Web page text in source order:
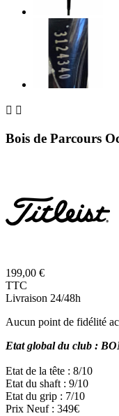
 
Bois de Parcours
199,00 €
TTC
Livraison 24/48h
Aucun point de fidélité
Etat global du club :
Etat de la tête : 8/10
Etat du shaft : 9/10
Etat du grip : 7/10
Prix Neuf : 349€